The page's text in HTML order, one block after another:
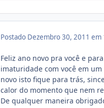
Postado Dezembro 30, 2011 em
Feliz ano novo pra você e
imaturidade com você em
novo isto fique para trás,
calor do momento que nem
De qualquer maneira